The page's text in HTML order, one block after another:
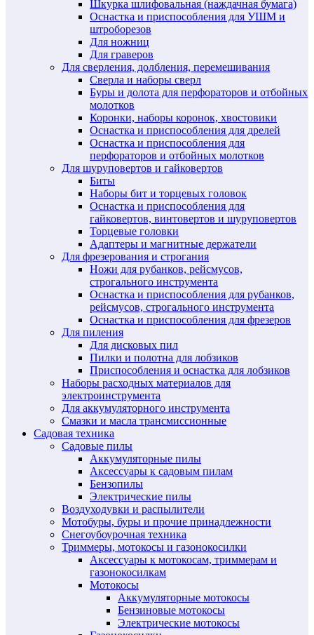
Шкурка шлифовальная (наждачная бумага)
Оснастка и приспособления для УШМ и
штроборезов
Для ножниц
Для граверов
Для сверления, долбления, перемешивания
Сверла и наборы сверл
Буры и долота для перфораторов и отбойных
молотков
Коронки, наборы коронок, хвостовики
Оснастка и приспособления для дрелей
Оснастка и приспособления для
перфораторов и отбойных молотков
Для шуруповертов и гайковертов
Биты
Наборы бит и торцевых головок
Оснастка и приспособления для
гайковертов, винтовертов и шуруповертов
Торцевые головки
Адаптеры и магнитные держатели
Для фрезерования и строгания
Ножи для рубанков, рейсмусов,
строгального инструмента
Оснастка и приспособления для рубанков,
рейсмусов, строгального инструмента
Оснастка и приспособления для фрезеров
Для пиления
Для дисковых пил
Пилки и полотна для лобзиков
Приспособления и оснастка для лобзиков
Наборы расходных материалов для
электроинструмента
Для аккумуляторного инструмента
Смазки и масла трансмиссионные
Садовая техника
Садовые пилы
Аккумуляторные пилы
Аксессуары к садовым пилам
Бензопилы
Электрические пилы
Воздуходувки и распылители
Мотобуры, буры и прочие принадлежности
Снегоубоурочная техника
Триммеры, мотокосы и газонокосилки
Аксессуары к мотокосам, триммерам и
газонокосилкам
Мотокосы
Аккумуляторные мотокосы
Бензиновые мотокосы
Электрические мотокосы